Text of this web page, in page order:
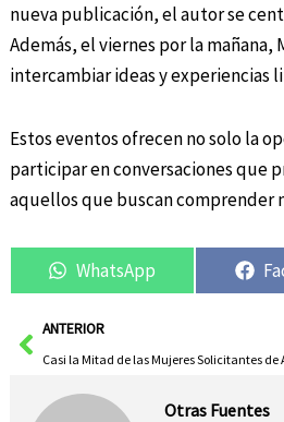
nueva publicación, el autor se
Además, el viernes por la
intercambiar ideas y experiencias
Estos eventos ofrecen no solo la
participar en conversaciones que
aquellos que buscan comprender
WhatsApp
AntANTERIOR
Otras Fuentes